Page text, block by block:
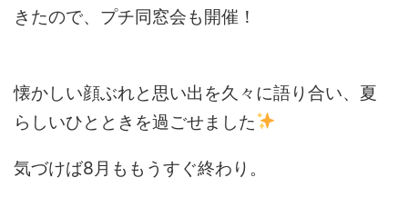
きたので、プチ同窓会も開催！
懐かしい顔ぶれと思い出を久々に語り合い、夏
らしいひとときを過ごせました
気づけば8月ももうすぐ終わり。